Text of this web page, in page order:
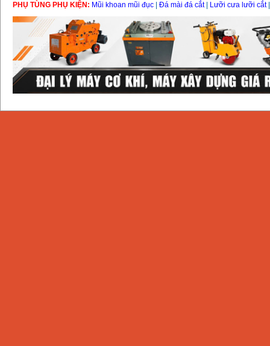
PHỤ TÙNG PHỤ KIỆN: Mũi khoan mũi đục Đá mài đá cắt| Lưỡi cưa lưỡi cắt